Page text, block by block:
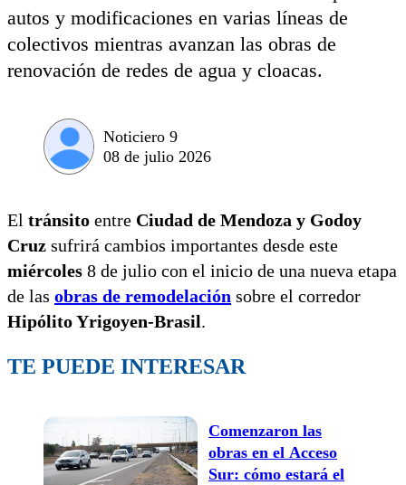
autos y modificaciones en varias líneas de
colectivos mientras avanzan las obras de
renovación de redes de agua y cloacas.
Noticiero 9
08 de julio 2026
El tránsito entre Ciudad de Mendoza y Godoy
Cruz sufrirá cambios importantes desde este
miércoles 8 de julio con el inicio de una nueva etapa
de las obras de remodelación sobre el corredor
Hipólito Yrigoyen-Brasil.
TE PUEDE INTERESAR
Comenzaron las
obras en el Acceso
Sur: cómo estará el